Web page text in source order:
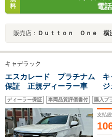
料
電
販売店： Ｄｕｔｔｏｎ Ｏｎｅ 横
キャデラック
エスカレード プラチナム キ
保証 正規ディーラー車 ジ
416psV8OHV AKG36スピー
スプレイ パノラマルーフ ナ
ディーラー保証 車両品質評価書付 購入プ
支払